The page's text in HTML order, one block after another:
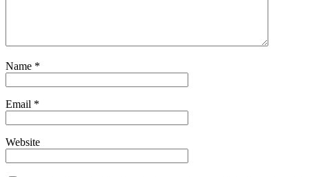
Name *
Email *
Website